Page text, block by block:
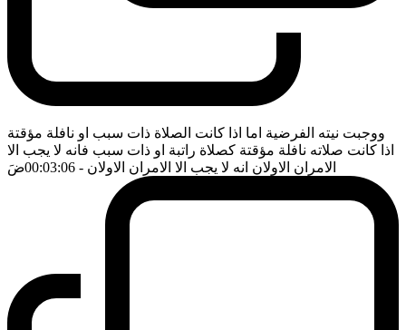
ووجبت نيته الفرضية اما اذا كانت الصلاة ذات سبب او نافلة مؤقتة
اذا كانت صلاته نافلة مؤقتة كصلاة راتبة او ذات سبب فانه لا يجب الا
الامران الاولان انه لا يجب الا الامران الاولان - 00:03:06 ضَ